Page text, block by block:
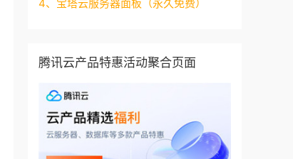
4、宝塔云服务器面板（永久免费）
腾讯云产品特惠活动聚合页面